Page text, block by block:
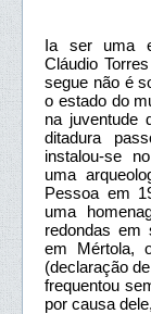
Ia ser uma
Cláudio
segue não é
o estado do
na juventude
ditadura
instalou-se
uma
Pessoa em
uma
redondas em
em Mértola,
(declaração
frequentou
por causa